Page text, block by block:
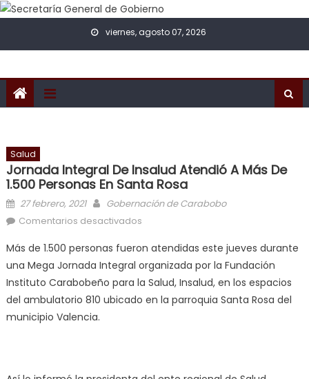
Skip to content
viernes, agosto 07, 2026
Salud
Jornada Integral De Insalud Atendió A Más De
1.500 Personas En Santa Rosa
Posted on
27 febrero, 2021 Author
Gobernación de Carabobo
Comentarios desactivados
Santa Rosa
Más de 1.500 personas fueron atendidas este jueves durante
una Mega Jornada Integral organizada por la Fundación
Instituto Carabobeño para la Salud, Insalud, en los espacios
del ambulatorio 810 ubicado en la parroquia Santa Rosa del
municipio Valencia.